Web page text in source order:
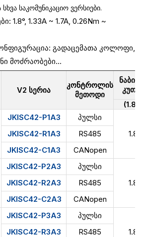
საკომუნიკაციო ვერსიები.
1.8°, 1.33A ~ 1.7A, 0.26Nm ~
გადაცემათა კოლოფი,
მოძრაობები...
V2 სერია
კონტროლის
მეთოდი
კუთხე
(1.8°)
JKISC42-P1A3
პულსი
1.8
JKISC42-R1A3
RS485
JKISC42-C1A3
CANopen
JKISC42-P2A3
პულსი
1.8
JKISC42-R2A3
RS485
JKISC42-C2A3
CANopen
JKISC42-P3A3
პულსი
1.8
JKISC42-R3A3
RS485